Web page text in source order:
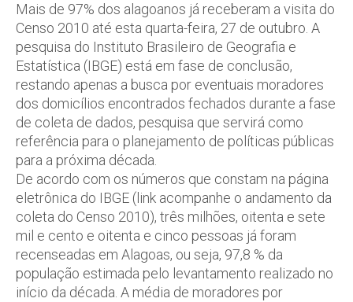
Mais de 97% dos alagoanos já receberam a visita do
Censo 2010 até esta quarta-feira, 27 de outubro. A
pesquisa do Instituto Brasileiro de Geografia e
Estatística (IBGE) está em fase de conclusão,
restando apenas a busca por eventuais moradores
dos domicílios encontrados fechados durante a fase
de coleta de dados, pesquisa que servirá como
referência para o planejamento de políticas públicas
para a próxima década.
De acordo com os números que constam na página
eletrônica do IBGE (link acompanhe o andamento da
coleta do Censo 2010), três milhões, oitenta e sete
mil e cento e oitenta e cinco pessoas já foram
recenseadas em Alagoas, ou seja, 97,8 % da
população estimada pelo levantamento realizado no
início da década. A média de moradores por